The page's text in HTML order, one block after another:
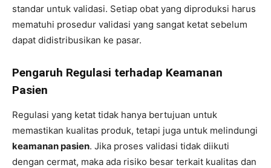
standar untuk validasi. Setiap obat yang diproduksi harus
mematuhi prosedur validasi yang sangat ketat sebelum
dapat didistribusikan ke pasar.
Pengaruh Regulasi terhadap Keamanan
Pasien
Regulasi yang ketat tidak hanya bertujuan untuk
memastikan kualitas produk, tetapi juga untuk melindungi
keamanan pasien. Jika proses validasi tidak diikuti
dengan cermat, maka ada risiko besar terkait kualitas dan